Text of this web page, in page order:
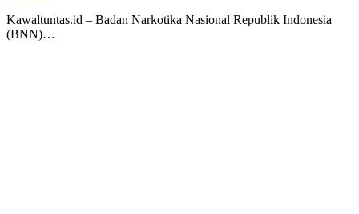
Kawaltuntas.id – Badan Narkotika Nasional Republik Indonesia
(BNN)…